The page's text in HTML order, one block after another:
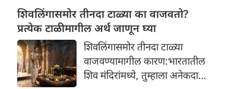
शिवलिंगासमोर तीनदा टाळ्या का वाजवतो?
प्रत्येक टाळीमागील अर्थ जाणून घ्या
शिवलिंगासमोर तीनदा टाळ्या
वाजवण्यामागील कारण:भारतातील
शिव मंदिरांमध्ये, तुम्हाला अनेकदा